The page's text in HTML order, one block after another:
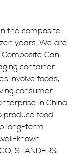
the composite
years. We are
Can
container
involve foods,
consumer
in China
produce food
long-term
known
STANDERS,